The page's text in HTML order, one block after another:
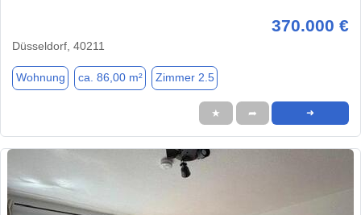
370.000 €
Düsseldorf, 40211
Wohnung ca. 86,00 m² Zimmer 2.5
★ ➦ ➜